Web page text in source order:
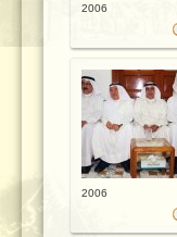
2006
2006